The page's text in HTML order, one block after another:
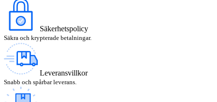
Säkerhetspolicy
Säkra och krypterade betalningar.
Leveransvillkor
Snabb och spårbar leverans.